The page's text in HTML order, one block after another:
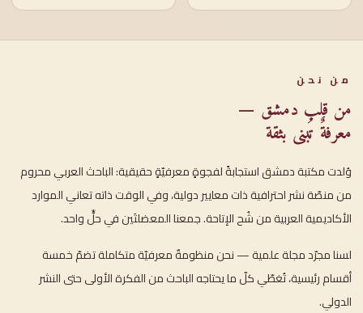
من نحن
من قلب دمشق —
معرفةٌ تُبنى بثقة
وُلدت مكتبة دمشق استجابةً لفجوةٍ معرفيّةٍ حقيقية: الباحث العربي محروم
من منصّة نشر احترافية ذات معايير دولية، وفي الوقت ذاته تعاني الموارد
الأكاديمية العربية من شُح الإتاحة. جمعنا المعضلتَين في حلٍّ واحد.
لسنا مجرّد مجلة علمية — نحن منظومةٌ معرفيّة متكاملة تضمّ خمسة
أقسام رئيسية، تُغطّي كلّ ما يحتاجه الباحث من الفكرة الأولى حتى النشر
الدولي.